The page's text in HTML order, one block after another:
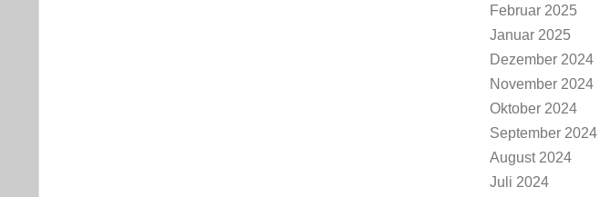
Februar 2025
Januar 2025
Dezember 2024
November 2024
Oktober 2024
September 2024
August 2024
Juli 2024